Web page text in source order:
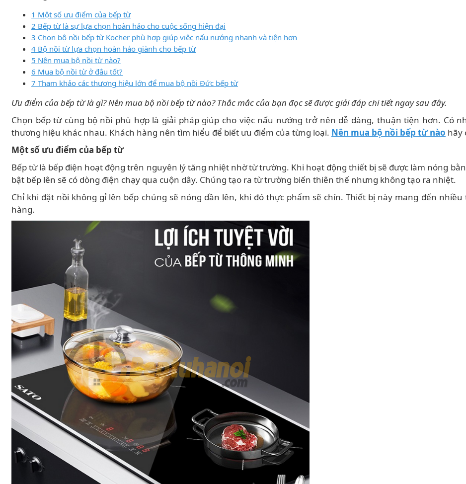
1 Một số ưu điểm của bếp từ
2 Bếp từ là sự lựa chọn hoàn hảo cho cuộc sống hiện đại
3 Chọn bộ nồi bếp từ Kocher phù hợp giúp việc nấu nướng nhanh và tiện hơn
4 Bộ nồi từ lựa chọn hoàn hảo giành cho bếp từ
5 Nên mua bộ nồi từ nào?
6 Mua bộ nồi từ ở đâu tốt?
7 Tham khảo các thương hiệu lớn để mua bộ nồi Đức bếp từ
Ưu điểm của bếp từ là gì? Nên mua bộ nồi bếp từ nào? Thắc mắc của bạn đọc sẽ được giải đáp chi tiết ngay sau đây.
Chọn bếp từ cùng bộ nồi phù hợp là giải pháp giúp cho việc nấu nướng trở nên dễ dàng, thuận tiện hơn. Có
thương hiệu khác nhau. Khách hàng nên tìm hiểu để biết ưu điểm của từng loại. Nên mua bộ nồi bếp từ nào hãy
Một số ưu điểm của bếp từ
Bếp từ là bếp điện hoạt động trên nguyên lý tăng nhiệt nhờ từ trường. Khi hoạt động thiết bị sẽ được làm nóng
bật bếp lên sẽ có dòng điện chạy qua cuộn dây. Chúng tạo ra từ trường biến thiên thế nhưng không tạo ra nhiệt.
Chỉ khi đặt nồi không gỉ lên bếp chúng sẽ nóng dần lên, khi đó thực phẩm sẽ chín. Thiết bị này mang đến
hàng.